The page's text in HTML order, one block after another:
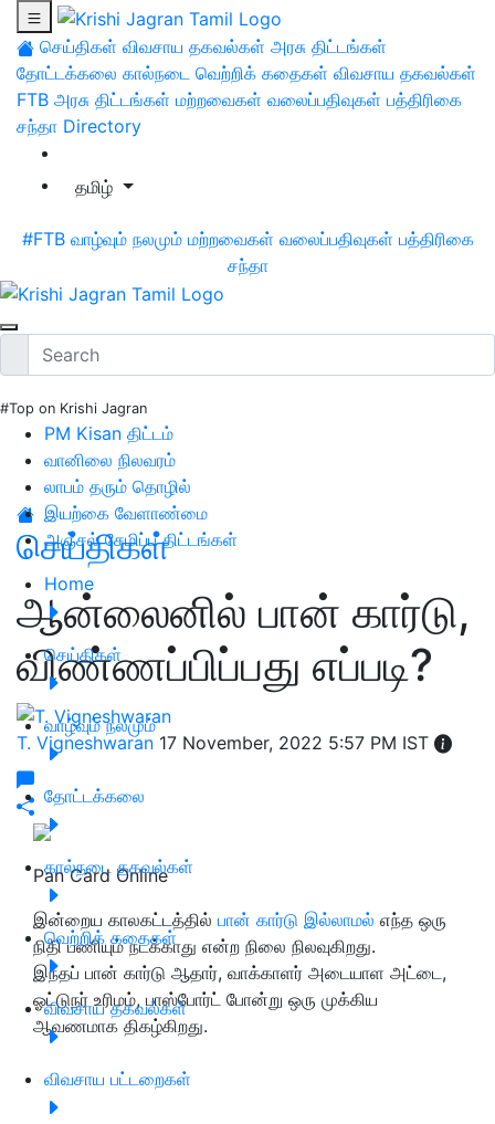
செய்திகள் விவசாய தகவல்கள் அரசு திட்டங்கள்
தோட்டக்கலை கால்நடை வெற்றிக் கதைகள் விவசாய தகவல்கள்
FTB அரசு திட்டங்கள் மற்றவைகள் வலைப்பதிவுகள் பத்திரிகை
சந்தா Directory
தமிழ்
#FTB வாழ்வும் நலமும் மற்றவைகள் வலைப்பதிவுகள் பத்திரிகை
சந்தா
#Top on Krishi Jagran
PM Kisan திட்டம்
வானிலை நிலவரம்
லாபம் தரும் தொழில்
இயற்கை வேளாண்மை
அஞ்சல் சேமிப்பு திட்டங்கள்
Home
செய்திகள்
வாழ்வும் நலமும்
தோட்டக்கலை
கால்நடை தகவல்கள்
வெற்றிக் கதைகள்
விவசாய தகவல்கள்
விவசாய பட்டறைகள்
செய்திகள்
ஆன்லைனில் பான் கார்டு,
விண்ணப்பிப்பது எப்படி?
T. Vigneshwaran 17 November, 2022 5:57 PM IST
Pan Card Online
இன்றைய காலகட்டத்தில் பான் கார்டு இல்லாமல் எந்த ஒரு
நிதி பணியும் நடக்காது என்ற நிலை நிலவுகிறது.
இந்தப் பான் கார்டு ஆதார், வாக்காளர் அடையாள அட்டை,
ஓட்டுநர் உரிமம், பாஸ்போர்ட் போன்று ஒரு முக்கிய
ஆவணமாக திகழ்கிறது.